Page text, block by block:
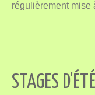
régulièrement mise
STAGES